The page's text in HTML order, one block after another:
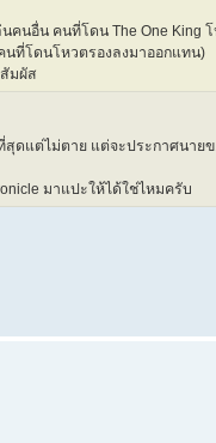
นคนอื่น คนที่โดน The One King
ที่โดนโหวตรองลงมาออกแทน)
มผัส
สุดแต่ไม่ตาย แต่จะประกาศนา
มาแปะให้ได้ใช่ไหมครับ